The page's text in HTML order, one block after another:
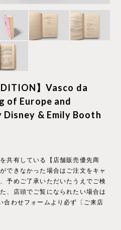
】Vasco da
of Europe and
& Emily Booth
共有している【店舗販売優先商
できなかった場合はご注文をキャ
予めご了承いただいたうえでご検
、店頭でご覧になられたい場合は
合わせフォームより必ず〔ご来店